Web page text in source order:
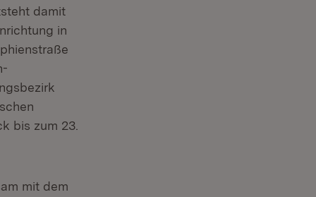
damit
in
bis zum 23.
mit dem